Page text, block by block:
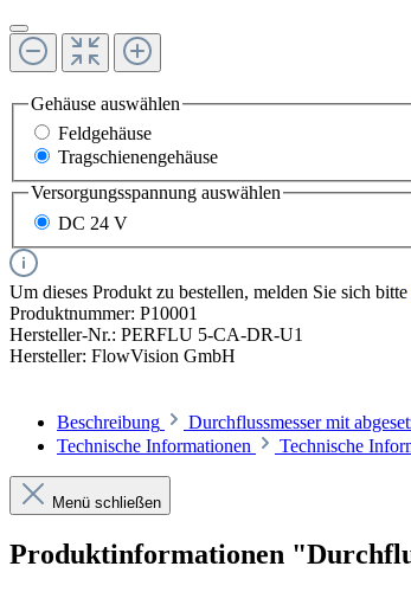
Gehäuse auswählen
Feldgehäuse
Tragschienengehäuse
Versorgungsspannung auswählen
DC 24 V
Um dieses Produkt zu bestellen, melden Sie sich bitte
Produktnummer: P10001
Hersteller-Nr.: PERFLU 5-CA-DR-U1
Hersteller: FlowVision GmbH
Beschreibung Durchflussmesser mit
Technische Informationen
Technische
Menü schließen
Produktinformationen